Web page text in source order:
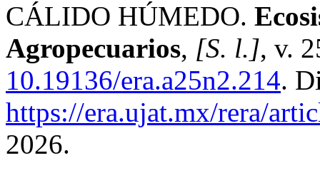
CÁLIDO HÚMEDO.
Agropecuarios, [S. l.], v.
10.19136/era.a25n2.214.
https://era.ujat.mx/rera/
2026.